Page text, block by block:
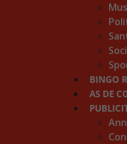
BINGO
AS DE